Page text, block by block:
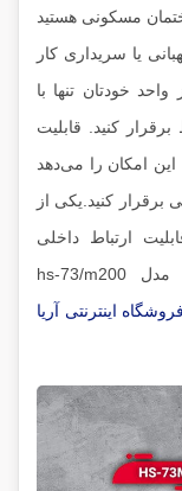
مسکونی هستید
یا سریداری کار
واحد خودتان تنها با
کنید. قابلیت
این امکان را می‌دهد
برقرار کنید.یکی از
ارتباط داخلی
پشتیبانی می‌کند آیفون تصویری سیماران مدل hs-73/m200
فروشگاه اینترنتی آریا